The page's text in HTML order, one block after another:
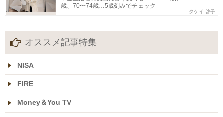
歳、70〜74歳…5歳刻みでチェック
タケイ 啓子
オススメ記事特集
NISA
FIRE
Money＆You TV